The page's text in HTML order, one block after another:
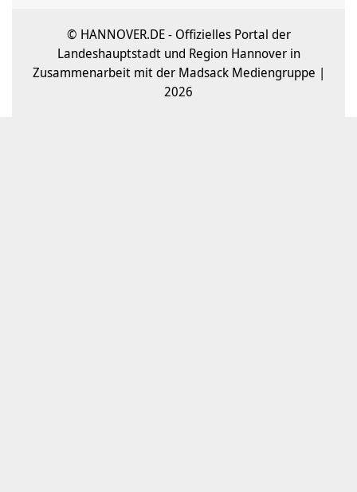
© HANNOVER.DE - Offizielles Portal der
Landeshauptstadt und Region Hannover in
Zusammenarbeit mit der Madsack Mediengruppe |
2026